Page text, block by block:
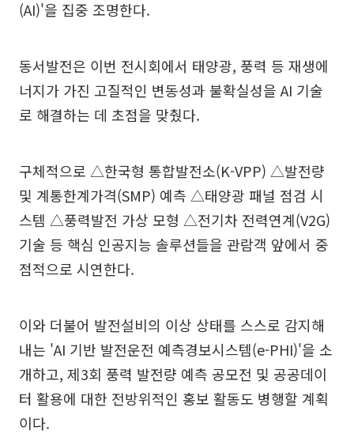
(AI)'을 집중 조명한다.
동서발전은 이번 전시회에서 태양광, 풍력 등 재생에
너지가 가진 고질적인 변동성과 불확실성을 AI 기술
로 해결하는 데 초점을 맞췄다.
구체적으로 △한국형 통합발전소(K-VPP) △발전량
및 계통한계가격(SMP) 예측 △태양광 패널 점검 시
스템 △풍력발전 가상 모형 △전기차 전력연계(V2G)
기술 등 핵심 인공지능 솔루션들을 관람객 앞에서 중
점적으로 시연한다.
이와 더불어 발전설비의 이상 상태를 스스로 감지해
내는 'AI 기반 발전운전 예측경보시스템(e-PHI)'을 소
개하고, 제3회 풍력 발전량 예측 공모전 및 공공데이
터 활용에 대한 전방위적인 홍보 활동도 병행할 계획
이다.